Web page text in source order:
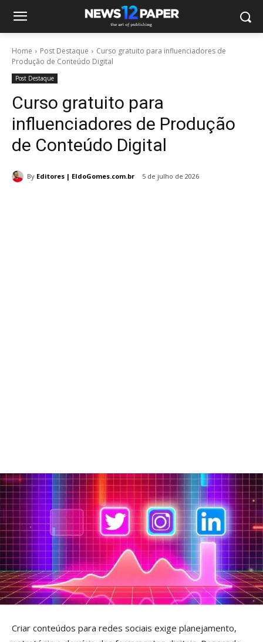
Home Post Destaque
Curso gratuito para influenciadores de
Produção de Conteúdo Digital
Post Destaque
Curso gratuito para
influenciadores de Produção
de Conteúdo Digital
By Editores | EldoGomes.com.br 5 de julho de 2026
Criar conteúdos para redes sociais exige planejamento,